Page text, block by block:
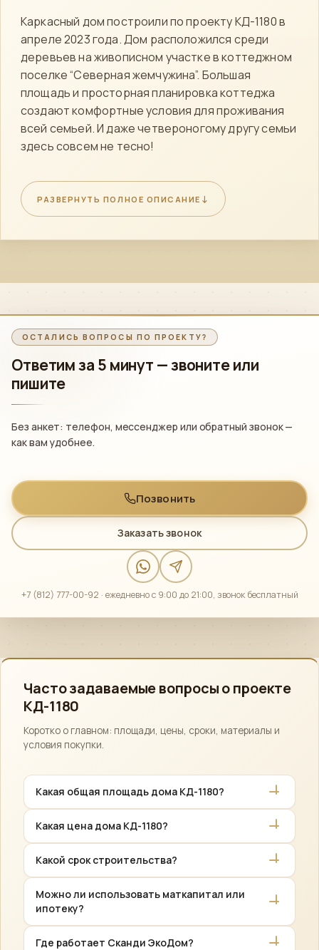
Каркасный дом построили по проекту КД-1180 в
апреле 2023 года. Дом расположился среди
деревьев на живописном участке в коттеджном
поселке “Северная жемчужина”. Большая
площадь и просторная планировка коттеджа
создают комфортные условия для проживания
всей семьей. И даже четвероногому другу семьи
здесь совсем не тесно!
которые пропускают много света и позволяют
наслаждаться видом природы в любую погоду. В
помещении при этом всегда тепло, ведь здесь
резиденции.
природным ландшафтом.
Коттедж возвели всего за 4 месяца. Хотите также
быстро и легко построить дом своей мечты? Загляните в
каталог Сканди ЭкоДом! Здесь представлено
множество проектов на любой вкус и кошелек. Также
доступно строительство коттеджа по чертежу,
созданному специально для Вас.
и кредитование позволят оформить сделку сейчас, а
оплатить строительные работы постепенно в
комфортном режиме. Возможно использование
РАЗВЕРНУТЬ ПОЛНОЕ ОПИСАНИЕ ↓
ОСТАЛИСЬ ВОПРОСЫ ПО ПРОЕКТУ?
Ответим за 5 минут —звоните или
пишите
Без анкет: телефон, мессенджер или обратный звонок —
как вам удобнее.
Позвонить
Заказать звонок
+7 (812) 777-00-92 · ежедневно с 9:00 до 21:00, звонок бесплатный
Часто задаваемые вопросы о проекте
КД-1180
Коротко о главном: площади, цены, сроки, материалы и
условия покупки.
Какая общая площадь дома КД-1180?
Какая цена дома КД-1180?
контур» от по запросу, «Предчистовая отделка»
до по запросу. Точную смету рассчитываем
индивидуально.
Какой срок строительства?
от комплектации и сезона.
Можно ли использовать маткапитал или
ипотеку?
Где работает Сканди ЭкоДом?